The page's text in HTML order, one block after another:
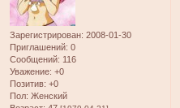
Зарегистрирован: 2008-01-30
Приглашений: 0
Сообщений: 116
Уважение: +0
Позитив: +0
Пол: Женский